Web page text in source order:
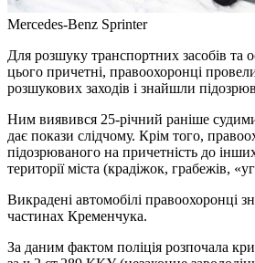
Mercedes-Benz Sprinter
Для розшуку транспортних засобів та
цього причетні, правоохоронці
розшукових заходів і знайшли
Ним виявився 25-річний раніше
дає покази слідчому. Крім того,
підозрюваного на причетність до
території міста (крадіжок, грабежів,
Викрадені автомобілі правоохоронці
частинах Кременчука.
За даним фактом поліція розпочала